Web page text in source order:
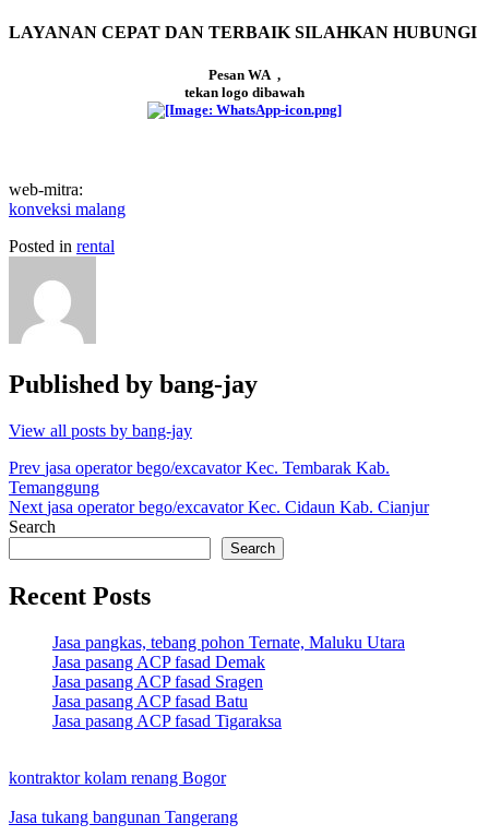
LAYANAN CEPAT DAN TERBAIK SILAHKAN HUBUNGI
Pesan WA ,
tekan logo dibawah
web-mitra:
konveksi malang
Posted in rental
Published by bang-jay
View all posts by bang-jay
Post
navigation
Prev jasa operator bego/excavator Kec. Tembarak Kab.
Temanggung
Next jasa operator bego/excavator Kec. Cidaun Kab. Cianjur
Search
Search
Recent Posts
Jasa pangkas, tebang pohon Ternate, Maluku Utara
Jasa pasang ACP fasad Demak
Jasa pasang ACP fasad Sragen
Jasa pasang ACP fasad Batu
Jasa pasang ACP fasad Tigaraksa
kontraktor kolam renang Bogor
Jasa tukang bangunan Tangerang